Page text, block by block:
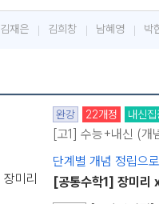
김재은 김희창 남혜영 박
장미리
완강 22개정 내신집
[고1] 수능+내신 (개
단계별 개념 정립으
[공통수학1] 장미리